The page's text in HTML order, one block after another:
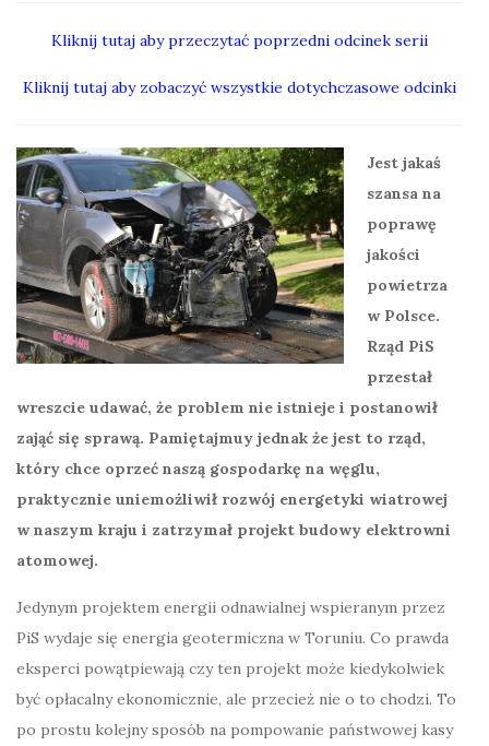
Kliknij tutaj aby przeczytać poprzedni odcinek serii
Kliknij tutaj aby zobaczyć wszystkie dotychczasowe odcinki
Jest jakaś
szansa na
poprawę
jakości
powietrza
w Polsce.
Rząd PiS
przestał
wreszcie udawać, że problem nie istnieje i postanowił
zająć się sprawą. Pamiętajmuy jednak że jest to rząd,
który chce oprzeć naszą gospodarkę na węglu,
praktycznie uniemożliwił rozwój energetyki wiatrowej
w naszym kraju i zatrzymał projekt budowy elektrowni
atomowej.
Jedynym projektem energii odnawialnej wspieranym przez
PiS wydaje się energia geotermiczna w Toruniu. Co prawda
eksperci powątpiewają czy ten projekt może kiedykolwiek
być opłacalny ekonomicznie, ale przecież nie o to chodzi. To
po prostu kolejny sposób na pompowanie państwowej kasy